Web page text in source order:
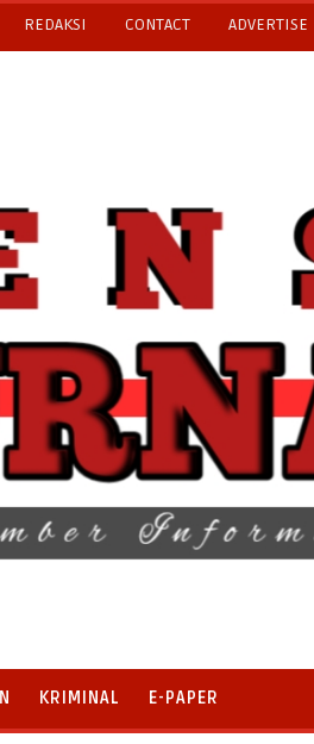
REDAKSI CONTACT ADVERTISE
KRIMINAL E-PAPER